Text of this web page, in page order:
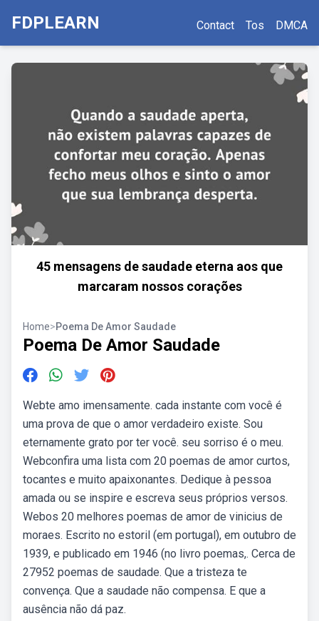
FDPLEARN Contact Tos DMCA
45 mensagens de saudade eterna aos que
marcaram nossos corações
Home>Poema De Amor Saudade
Poema De Amor Saudade
Webte amo imensamente. cada instante com você é
uma prova de que o amor verdadeiro existe. Sou
eternamente grato por ter você. seu sorriso é o meu.
Webconfira uma lista com 20 poemas de amor curtos,
tocantes e muito apaixonantes. Dedique à pessoa
amada ou se inspire e escreva seus próprios versos.
Webos 20 melhores poemas de amor de vinicius de
moraes. Escrito no estoril (em portugal), em outubro de
1939, e publicado em 1946 (no livro poemas,. Cerca de
27952 poemas de saudade. Que a tristeza te
convença. Que a saudade não compensa. E que a
ausência não dá paz.